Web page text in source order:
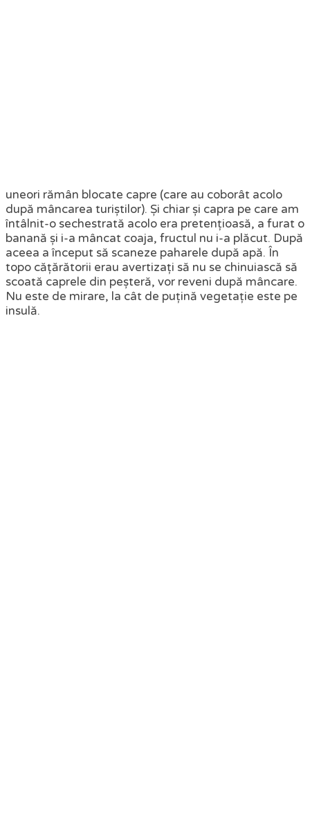
uneori rămân blocate capre (care au coborât acolo
după mâncarea turiștilor). Și chiar și capra pe care am
întâlnit-o sechestrată acolo era pretențioasă, a furat o
banană și i-a mâncat coaja, fructul nu i-a plăcut. După
aceea a început să scaneze paharele după apă. În
topo cățărătorii erau avertizați să nu se chinuiască să
scoată caprele din peșteră, vor reveni după mâncare.
Nu este de mirare, la cât de puțină vegetație este pe
insulă.